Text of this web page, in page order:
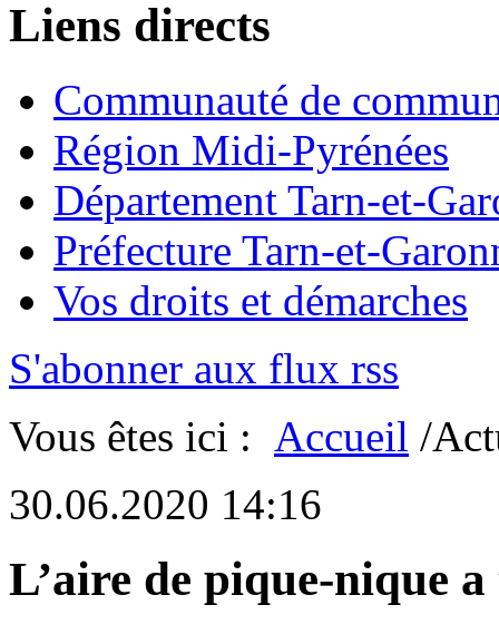
Liens directs
Communauté de
Région Midi-Pyrénées
Département Tarn-et-
Préfecture Tarn-et-
Vos droits et démarches
S'abonner aux flux rss
Vous êtes ici : Accueil /
30.06.2020 14:16
L’aire de pique-nique